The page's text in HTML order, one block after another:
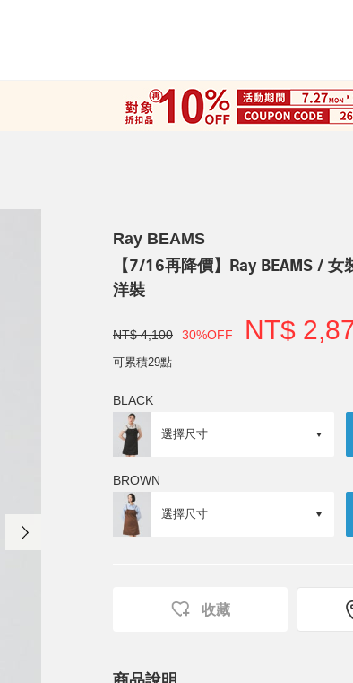
Ray BEAMS
【7/16再降價】Ray BEAMS / 女
洋裝
NT$ 4,100 30%OFF NT$
可累積29點
BLACK
BROWN
收藏